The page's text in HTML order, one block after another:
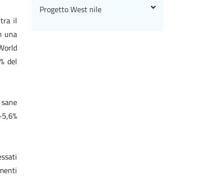
il
una
del
Progetto West nile